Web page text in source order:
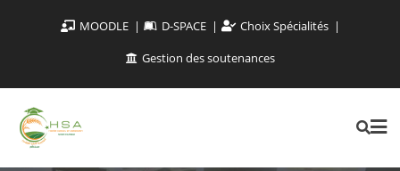
MOODLE D-SPACE
Choix Spécialités
Gestion des soutenances